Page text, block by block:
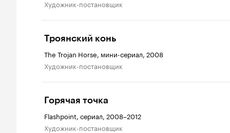
Художник-постановщик
Троянский конь
The Trojan Horse, мини-сериал, 2008
Художник-постановщик
Горячая точка
Flashpoint, сериал, 2008–2012
Художник-постановщик